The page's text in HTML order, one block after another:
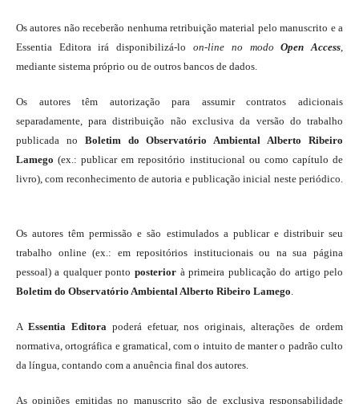
Os autores não receberão nenhuma retribuição material pelo manuscrito e a
Essentia Editora irá disponibilizá-lo on-line no modo Open Access,
mediante sistema próprio ou de outros bancos de dados.
Os autores têm autorização para assumir contratos adicionais
separadamente, para distribuição não exclusiva da versão do trabalho
publicada no Boletim do Observatório Ambiental Alberto Ribeiro
Lamego (ex.: publicar em repositório institucional ou como capítulo de
livro), com reconhecimento de autoria e publicação inicial neste periódico.
Os autores têm permissão e são estimulados a publicar e distribuir seu
trabalho online (ex.: em repositórios institucionais ou na sua página
pessoal) a qualquer ponto posterior à primeira publicação do artigo pelo
Boletim do Observatório Ambiental Alberto Ribeiro Lamego.
A Essentia Editorapoderá efetuar, nos originais, alterações de ordem
normativa, ortográfica e gramatical, com o intuito de manter o padrão culto
da língua, contando com a anuência final dos autores.
As opiniões emitidas no manuscrito são de exclusiva responsabilidade